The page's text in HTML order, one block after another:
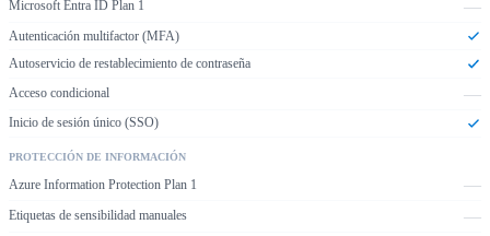
Microsoft Entra ID Plan 1
—
Autenticación multifactor (MFA)
Autoservicio de restablecimiento de contraseña
Acceso condicional
—
Inicio de sesión único (SSO)
PROTECCIÓN DE INFORMACIÓN
Azure Information Protection Plan 1 —
Etiquetas de sensibilidad manuales —